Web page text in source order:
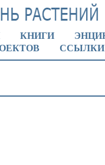
КНИГИ
ССЫЛКИ